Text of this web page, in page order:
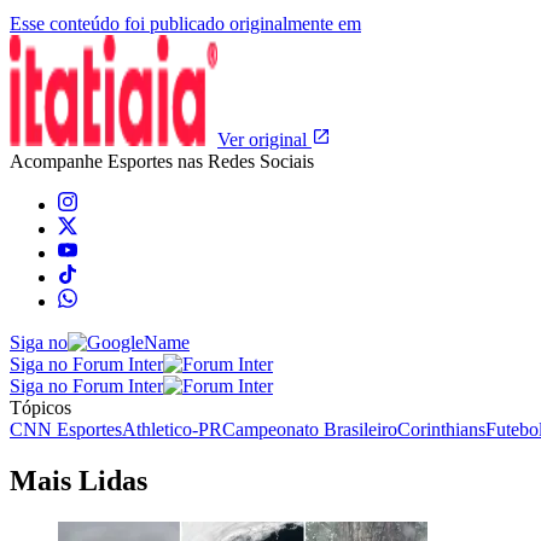
Esse conteúdo foi publicado originalmente em
Ver original
Acompanhe Esportes nas Redes Sociais
Siga no
Siga no Forum Inter
Siga no Forum Inter
Tópicos
CNN EsportesAthletico-PRCampeonato BrasileiroCorinthians
Mais Lidas